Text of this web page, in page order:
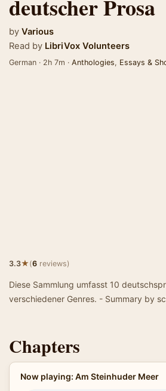
deutscher Prosa
by Various
Read by LibriVox Volunteers
German · 2h 7m · Anthologies, Essays &
3.3★(6 reviews)
Diese Sammlung umfasst 10
verschiedener Genres. - Summary by
Chapters
Now playing: Am Steinhuder Meer